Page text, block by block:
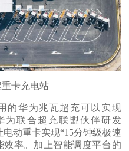
卡充电站
的华为兆瓦超充可以实现
为联合超充联盟伙伴研发
动重卡实现“15分钟级极速
效率。加上智能调度平台的